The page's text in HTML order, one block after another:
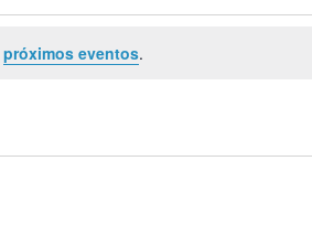
próximos eventos.